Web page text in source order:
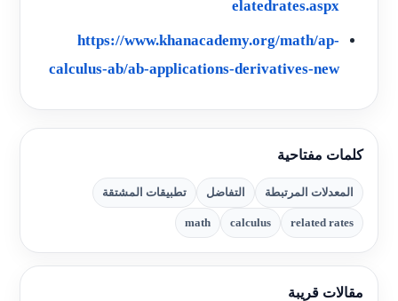
elatedrates.aspx
https://www.khanacademy.org/math/ap-
calculus-ab/ab-applications-derivatives-new
كلمات مفتاحية
المعدلات المرتبطة التفاضل تطبيقات المشتقة
related rates
calculus
math
مقالات قريبة